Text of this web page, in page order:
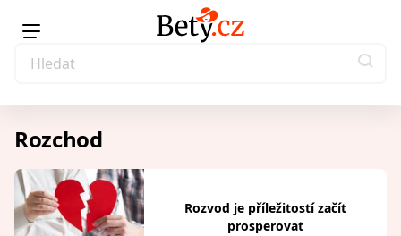
Rozchod
Rozvod je příležitostí začít
prosperovat